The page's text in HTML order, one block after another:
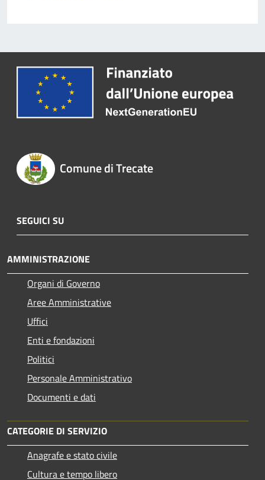
Comune di Trecate
SEGUICI SU
AMMINISTRAZIONE
Organi di Governo
Aree Amministrative
Uffici
Enti e fondazioni
Politici
Personale Amministrativo
Documenti e dati
CATEGORIE DI SERVIZIO
Anagrafe e stato civile
Cultura e tempo libero